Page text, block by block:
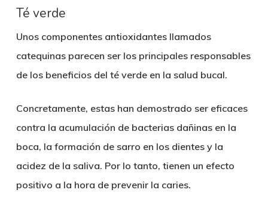
Té verde
Unos componentes antioxidantes llamados
catequinas parecen ser los principales responsables
de los beneficios del té verde en la salud bucal.
Concretamente, estas han demostrado ser eficaces
contra la acumulación de bacterias dañinas en la
boca, la formación de sarro en los dientes y la
acidez de la saliva. Por lo tanto, tienen un efecto
positivo a la hora de prevenir la caries.